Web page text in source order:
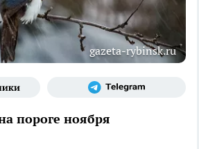
gazeta-rybinsk.ru
пороге ноября